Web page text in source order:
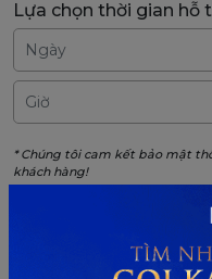
Lựa chọn thời gian hỗ
* Chúng tôi cam kết bảo mật
khách hàng!